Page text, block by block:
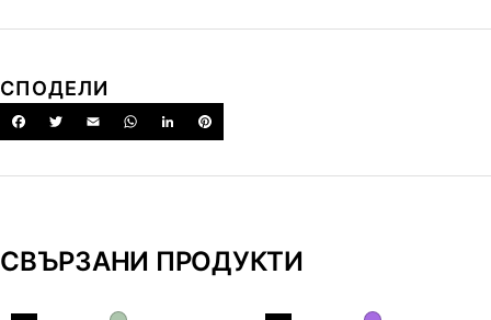
СПОДЕЛИ
СВЪРЗАНИ ПРОДУКТИ